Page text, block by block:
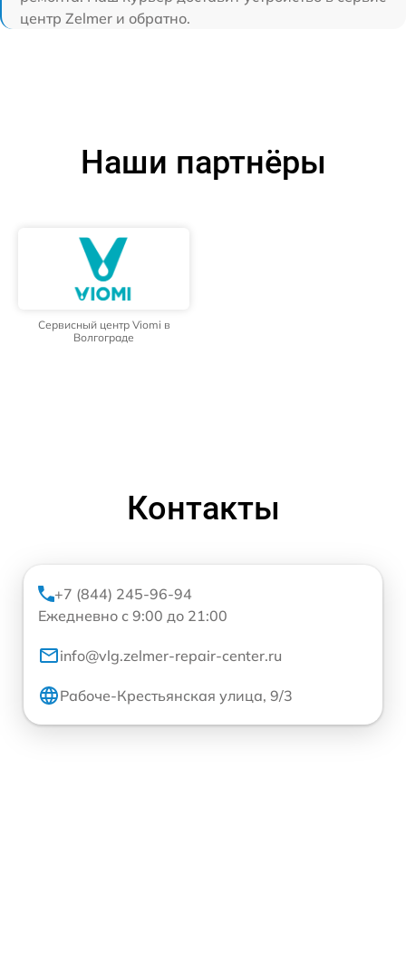
центр Zelmer и обратно.
Наши партнёры
Сервисный центр Viomi в
Волгограде
Контакты
+7 (844) 245-96-94
Ежедневно с 9:00 до 21:00
info@vlg.zelmer-repair-center.ru
Рабоче-Крестьянская улица, 9/3